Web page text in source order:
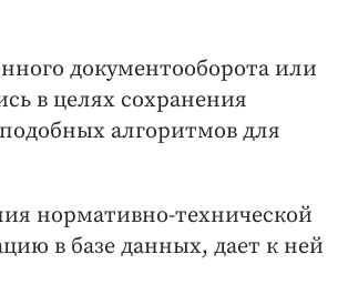
документооборота или
в целях сохранения
алгоритмов для
нормативно-технической
в базе данных, дает к ней